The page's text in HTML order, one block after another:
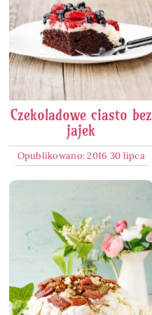
Czekoladowe ciasto bez
jajek
Opublikowano: 2016 30 lipca